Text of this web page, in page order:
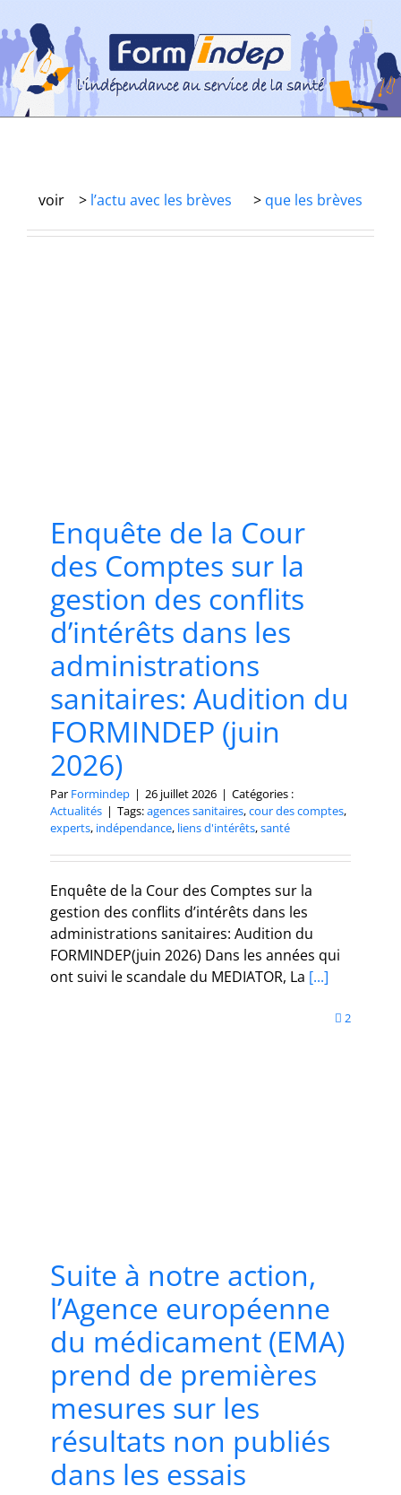
au
contenu
voir > l’actu avec les brèves > que les brèves
Enquête de la Cour
des Comptes sur la
gestion des conflits
d’intérêts dans les
administrations
sanitaires: Audition du
FORMINDEP (juin
2026)
Par Formindep | 26 juillet 2026 | Catégories :
Actualités | Tags:agences sanitaires,cour des comptes,
experts, indépendance, liens d'intérêts,santé
Enquête de la Cour des Comptes sur la
gestion des conflits d’intérêts dans les
administrations sanitaires: Audition du
FORMINDEP(juin 2026) Dans les années qui
ont suivi le scandale du MEDIATOR, La [...]
2
Suite à notre action,
l’Agence européenne
du médicament (EMA)
prend de premières
mesures sur les
résultats non publiés
dans les essais